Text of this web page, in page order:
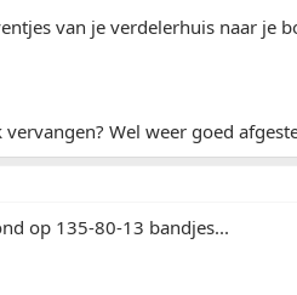
van je verdelerhuis naar je
Wel weer goed
op 135-80-13 bandjes...